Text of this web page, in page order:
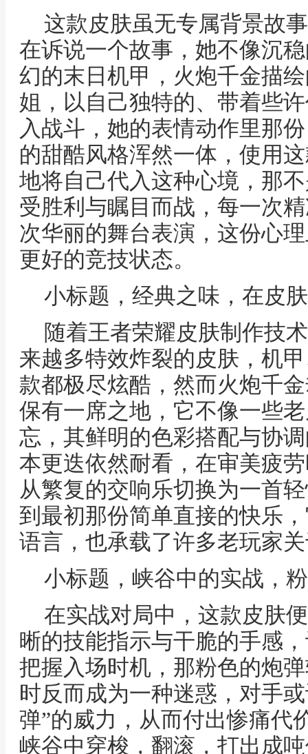
这款皮肤虽无专属背景故
在诉说一个故事，她不像沉
幻的末日机甲，火炮千金描
姐，以自己独特的、带着些
入战斗，她的表情动作里那
的甜酷风格浑然一体，使用
地将自己代入这种心境，那
受胜利与瞩目而战，每一次
次华丽的舞台表演，这份心
更好的竞技状态。
小标题，经典之味，在皮
随着王者荣耀皮肤制作技
来越多特效炸裂的皮肤，机
款都极尽炫酷，然而火炮千
保有一席之地，它不像一些
忘，其鲜明的色彩搭配与协
本更迭依然耐看，在审美疲
从繁复的交响乐切换为一首
到最初那份简单直接的快乐
语言，也承载了许多老玩家
小标题，峡谷中的实战，
在实战对局中，这款皮肤
晰的技能指示与干脆的手感
把握入场时机，那粉色的炮
时反而成为一种迷惑，对手
弹”的威力，从而付出惨痛代
峡谷中穿梭，翻滚，打出成